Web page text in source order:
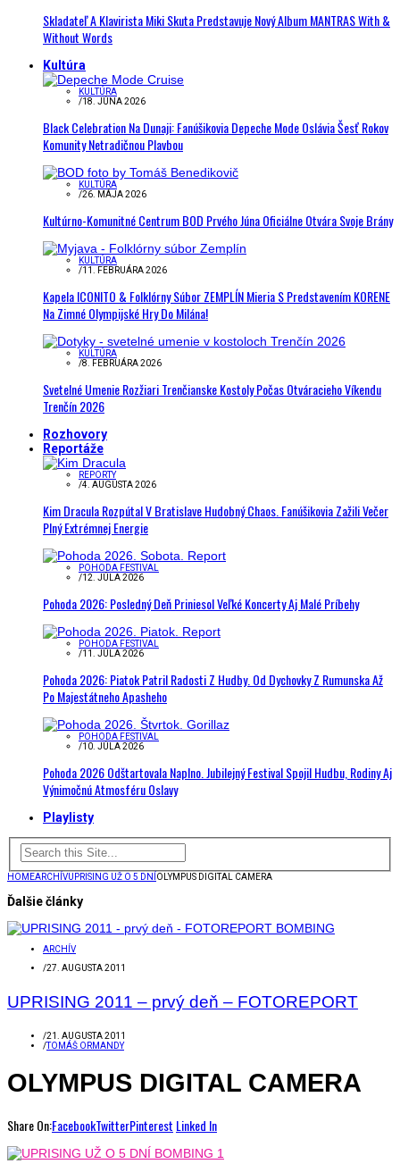
Skladateľ A Klavirista Miki Skuta Predstavuje Nový Album MANTRAS With &
Without Words
Kultúra
KULTÚRA
/18. JÚNA 2026
Black Celebration Na Dunaji: Fanúšikovia Depeche Mode Oslávia Šesť Rokov
Komunity Netradičnou Plavbou
KULTÚRA
/26. MÁJA 2026
Kultúrno-Komunitné Centrum BOD Prvého Júna Oficiálne Otvára Svoje Brány
KULTÚRA
/11. FEBRUÁRA 2026
Kapela ICONITO & Folklórny Súbor ZEMPLÍN Mieria S Predstavením KORENE
Na Zimné Olympijské Hry Do Milána!
KULTÚRA
/8. FEBRUÁRA 2026
Svetelné Umenie Rozžiari Trenčianske Kostoly Počas Otváracieho Víkendu
Trenčín 2026
Rozhovory
Reportáže
REPORTY
/4. AUGUSTA 2026
Kim Dracula Rozpútal V Bratislave Hudobný Chaos. Fanúšikovia Zažili Večer
Plný Extrémnej Energie
POHODA FESTIVAL
/12. JÚLA 2026
Pohoda 2026: Posledný Deň Priniesol Veľké Koncerty Aj Malé Príbehy
POHODA FESTIVAL
/11. JÚLA 2026
Pohoda 2026: Piatok Patril Radosti Z Hudby. Od Dychovky Z Rumunska Až
Po Majestátneho Apasheho
POHODA FESTIVAL
/10. JÚLA 2026
Pohoda 2026 Odštartovala Naplno. Jubilejný Festival Spojil Hudbu, Rodiny Aj
Výnimočnú Atmosféru Oslavy
Playlisty
HOMEARCHÍVUPRISING UŽ O 5 DNÍ OLYMPUS DIGITAL CAMERA
Ďalšie články
ARCHÍV
/27. AUGUSTA 2011
UPRISING 2011 – prvý deň – FOTOREPORT
/21. AUGUSTA 2011
/TOMÁŠ ORMANDY
OLYMPUS DIGITAL CAMERA
Share On:FacebookTwitterPinterest Linked In